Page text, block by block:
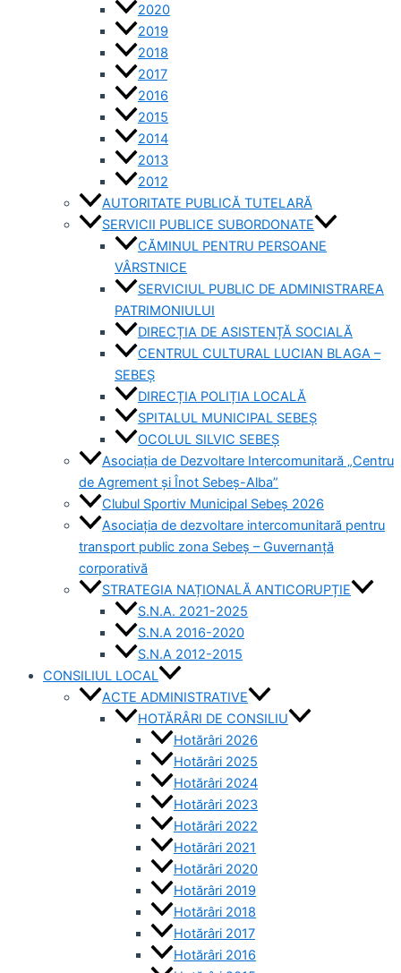
2020
2019
2018
2017
2016
2015
2014
2013
2012
AUTORITATE PUBLICĂ TUTELARĂ
SERVICII PUBLICE SUBORDONATE
CĂMINUL PENTRU PERSOANE
VÂRSTNICE
SERVICIUL PUBLIC DE ADMINISTRAREA
PATRIMONIULUI
DIRECȚIA DE ASISTENȚĂ SOCIALĂ
CENTRUL CULTURAL LUCIAN BLAGA –
SEBEȘ
DIRECȚIA POLIȚIA LOCALĂ
SPITALUL MUNICIPAL SEBEȘ
OCOLUL SILVIC SEBEȘ
Asociația de Dezvoltare Intercomunitară „Centru
de Agrement și Înot Sebeș-Alba”
Clubul Sportiv Municipal Sebeș 2026
Asociația de dezvoltare intercomunitară pentru
transport public zona Sebeș – Guvernanță
corporativă
STRATEGIA NAȚIONALĂ ANTICORUPȚIE
S.N.A. 2021-2025
S.N.A 2016-2020
S.N.A 2012-2015
CONSILIUL LOCAL
ACTE ADMINISTRATIVE
HOTĂRÂRI DE CONSILIU
Hotărâri 2026
Hotărâri 2025
Hotărâri 2024
Hotărâri 2023
Hotărâri 2022
Hotărâri 2021
Hotărâri 2020
Hotărâri 2019
Hotărâri 2018
Hotărâri 2017
Hotărâri 2016